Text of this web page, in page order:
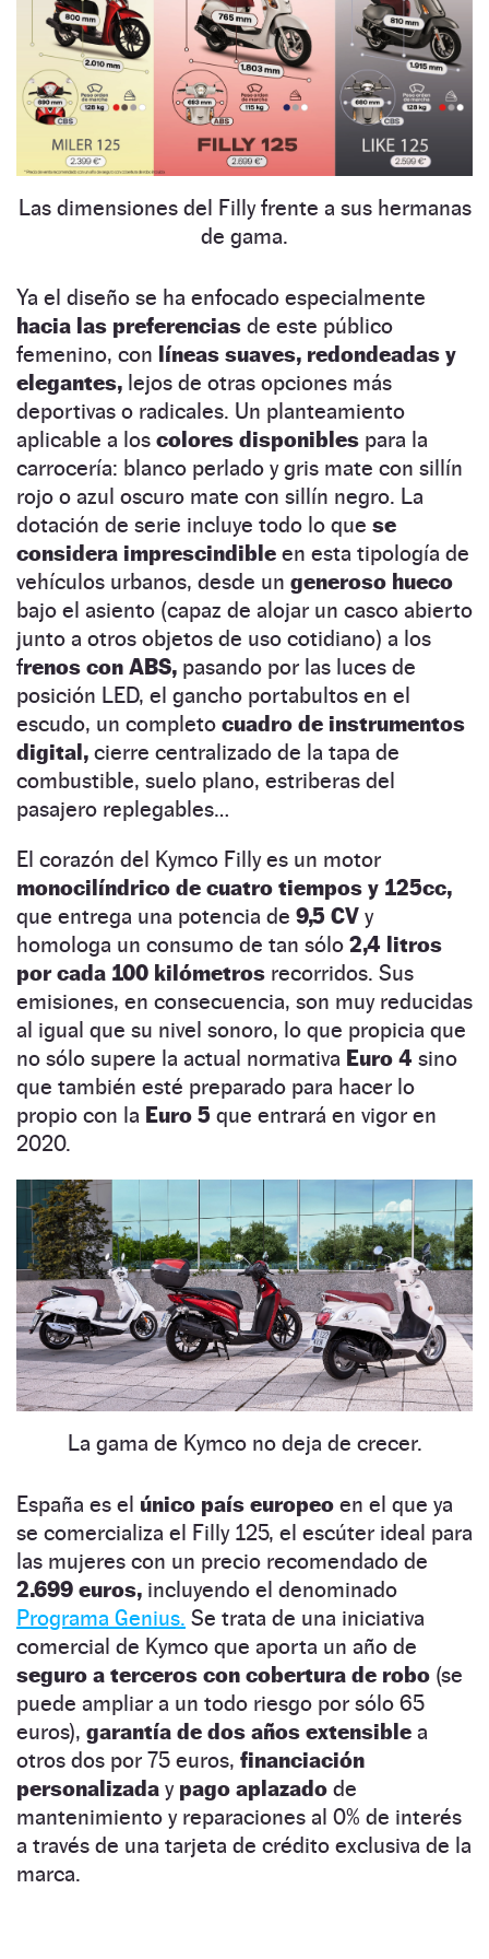
Las dimensiones del Filly frente a sus hermanas
de gama.
Ya el diseño se ha enfocado especialmente
hacia las preferencias de este público
femenino, con líneas suaves, redondeadas y
elegantes, lejos de otras opciones más
deportivas o radicales. Un planteamiento
aplicable a los colores disponibles para la
carrocería: blanco perlado y gris mate con sillín
rojo o azul oscuro mate con sillín negro. La
dotación de serie incluye todo lo que se
considera imprescindible en esta tipología de
vehículos urbanos, desde un generoso hueco
bajo el asiento (capaz de alojar un casco abierto
junto a otros objetos de uso cotidiano) a los
frenos con ABS, pasando por las luces de
posición LED, el gancho portabultos en el
escudo, un completo cuadro de instrumentos
digital, cierre centralizado de la tapa de
combustible, suelo plano, estriberas del
pasajero replegables…
El corazón del Kymco Filly es un motor
monocilíndrico de cuatro tiempos y 125cc,
que entrega una potencia de 9,5 CV y
homologa un consumo de tan sólo 2,4 litros
por cada 100 kilómetros recorridos. Sus
emisiones, en consecuencia, son muy reducidas
al igual que su nivel sonoro, lo que propicia que
no sólo supere la actual normativa Euro 4 sino
que también esté preparado para hacer lo
propio con la Euro 5 que entrará en vigor en
2020.
La gama de Kymco no deja de crecer.
España es el único país europeo en el que ya
se comercializa el Filly 125, el escúter ideal para
las mujeres con un precio recomendado de
2.699 euros, incluyendo el denominado
Programa Genius. Se trata de una iniciativa
comercial de Kymco que aporta un año de
seguro a terceros con cobertura de robo (se
puede ampliar a un todo riesgo por sólo 65
euros), garantía de dos años extensible a
otros dos por 75 euros, financiación
personalizada y pago aplazado de
mantenimiento y reparaciones al 0% de interés
a través de una tarjeta de crédito exclusiva de la
marca.